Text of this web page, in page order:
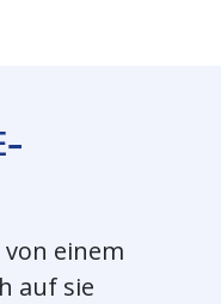
einem
auf sie